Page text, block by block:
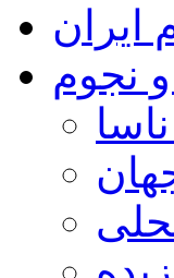
ایران
و نجوم
ناسا